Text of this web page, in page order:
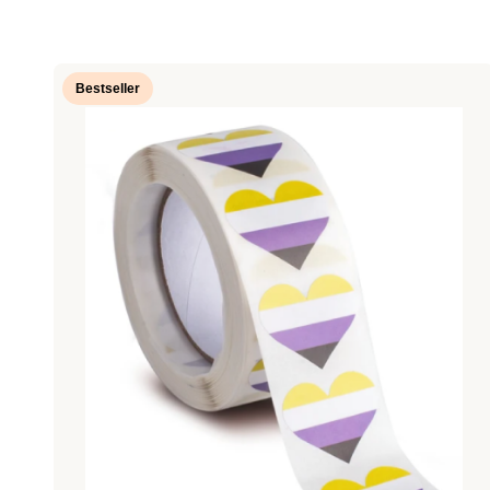
Bestseller